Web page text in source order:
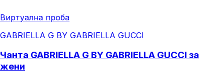
Виртуална проба
GABRIELLA G BY GABRIELLA GUCCI
Чанта GABRIELLA G BY GABRIELLA GUCCI за
жени